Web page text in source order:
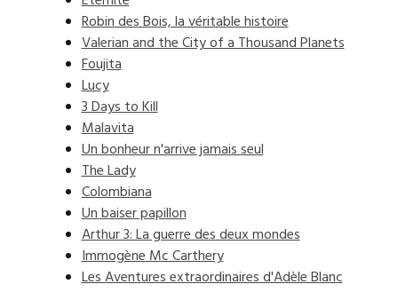
Robin des Bois, la véritable histoire
Valerian and the City of a Thousand Planets
Foujita
Lucy
3 Days to Kill
Malavita
Un bonheur n'arrive jamais seul
The Lady
Colombiana
Un baiser papillon
Arthur 3: La guerre des deux mondes
Immogène Mc Carthery
Les Aventures extraordinaires d'Adèle Blanc